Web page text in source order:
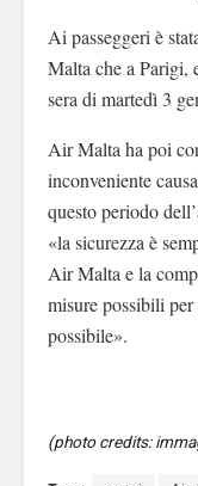
Ai passeggeri è
Malta che a Parigi,
sera di martedì 3
Air Malta ha poi
inconveniente
questo periodo
«la sicurezza è
Air Malta e la
misure possibili
possibile».
(photo credits: